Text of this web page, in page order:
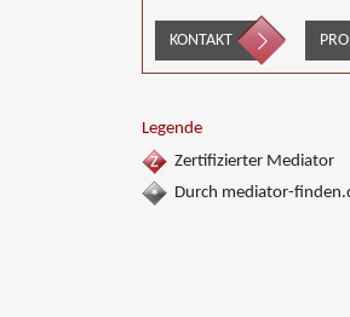
KONTAKT
Legende
Zertifizierter Mediator
Durch mediator-